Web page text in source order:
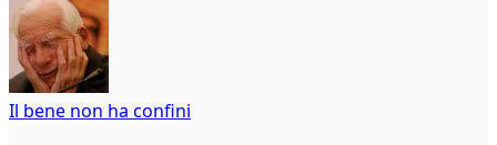
Il bene non ha confini